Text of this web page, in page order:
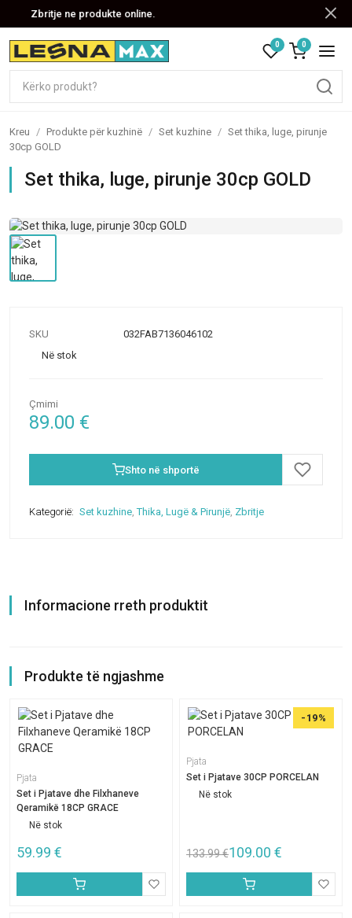
Zbritje ne produkte online.
0 0
Kreu / Produkte për kuzhinë / Set kuzhine / Set thika, luge, pirunje
30cp GOLD
Set thika, luge, pirunje 30cp GOLD
SKU
032FAB7136046102
Në stok
Çmimi
89.00 €
Shto në shportë
Kategorië: Set kuzhine,Thika, Lugë & Pirunjë, Zbritje
Informacione rreth produktit
Produkte të ngjashme
Pjata
Set i Pjatave dhe Filxhaneve
Qeramikë 18CP GRACE
Në stok
59.99 €
-19%
Pjata
Set i Pjatave 30CP PORCELAN
Në stok
133.99€109.00 €